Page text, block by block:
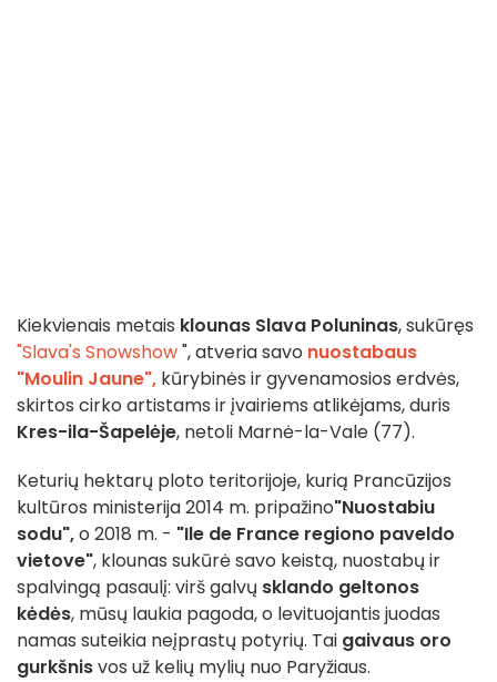
Kiekvienais metais klounas Slava Poluninas, sukūręs
"Slava's Snowshow", atveria savo nuostabaus
"Moulin Jaune", kūrybinės ir gyvenamosios erdvės,
skirtos cirko artistams ir įvairiems atlikėjams, duris
Kres-ila-Šapelėje, netoli Marnė-la-Vale (77).
Keturių hektarų ploto teritorijoje, kurią Prancūzijos
kultūros ministerija 2014 m. pripažino"Nuostabiu
sodu",o 2018 m. - "Ile de France regiono paveldo
vietove", klounas sukūrė savo keistą, nuostabų ir
spalvingą pasaulį: virš galvų sklando geltonos
kėdės, mūsų laukia pagoda, o levituojantis juodas
namas suteikia neįprastų potyrių. Tai gaivaus oro
gurkšnisvos už kelių mylių nuo Paryžiaus.